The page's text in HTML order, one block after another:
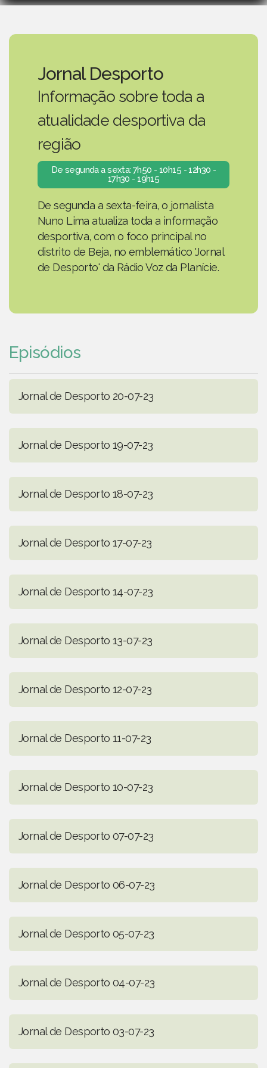
Jornal Desporto
Informação sobre toda a
atualidade desportiva da
região
De segunda a sexta: 7h50 - 10h15 - 12h30 -
17h30 - 19h15
De segunda a sexta-feira, o jornalista
Nuno Lima atualiza toda a informação
desportiva, com o foco principal no
distrito de Beja, no emblemático 'Jornal
de Desporto' da Rádio Voz da Planície.
Episódios
Jornal de Desporto 20-07-23
Jornal de Desporto 19-07-23
Jornal de Desporto 18-07-23
Jornal de Desporto 17-07-23
Jornal de Desporto 14-07-23
Jornal de Desporto 13-07-23
Jornal de Desporto 12-07-23
Jornal de Desporto 11-07-23
Jornal de Desporto 10-07-23
Jornal de Desporto 07-07-23
Jornal de Desporto 06-07-23
Jornal de Desporto 05-07-23
Jornal de Desporto 04-07-23
Jornal de Desporto 03-07-23